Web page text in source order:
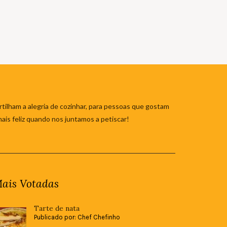
a alegria de cozinhar, para pessoas que gostam
feliz quando nos juntamos a petiscar!
Votadas
Tarte de nata
Publicado por: Chef Chefinho